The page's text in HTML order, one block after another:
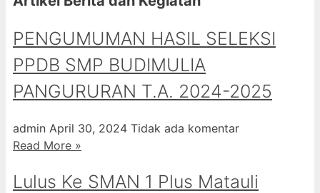
PENGUMUMAN HASIL SELEKSI
PPDB SMP BUDIMULIA
PANGURURAN T.A. 2024-2025
admin April 30, 2024 Tidak ada komentar
Read More »
Lulus Ke SMAN 1 Plus Matauli